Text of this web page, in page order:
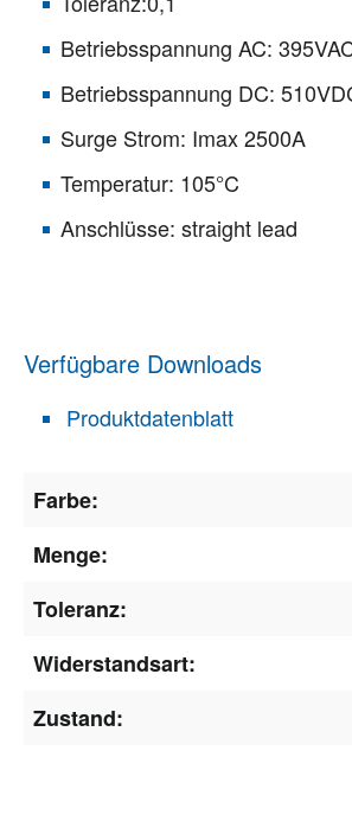
Betriebsspannung AC:
Betriebsspannung DC:
Surge Strom: Imax 2500A
Temperatur: 105°C
Anschlüsse: straight lead
Verfügbare Downloads
Produktdatenblatt
Farbe:
Menge:
Toleranz:
Widerstandsart:
Zustand: